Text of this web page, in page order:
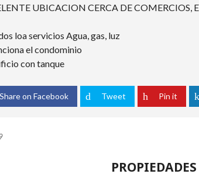
UBICACION CERCA DE COMERCIOS,
loa servicios Agua, gas, luz
el condominio
con tanque
Share on Facebook Tweet Pin it